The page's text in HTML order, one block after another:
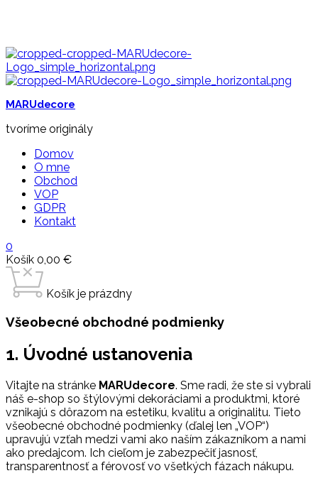
MARUdecore
tvoríme originály
Domov
O mne
Obchod
VOP
GDPR
Kontakt
0
Košík 0,00 €
Košík je prázdny
Všeobecné obchodné podmienky
1. Úvodné ustanovenia
Vitajte na stránke MARUdecore. Sme radi, že ste si vybrali
náš e-shop so štýlovými dekoráciami a produktmi, ktoré
vznikajú s dôrazom na estetiku, kvalitu a originalitu. Tieto
všeobecné obchodné podmienky (ďalej len „VOP“)
upravujú vzťah medzi vami ako naším zákazníkom a nami
ako predajcom. Ich cieľom je zabezpečiť jasnosť,
transparentnosť a férovosť vo všetkých fázach nákupu.